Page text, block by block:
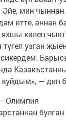
Әйе, мин
итте, аннан
яхшы килеп
түгел узган
куйдым», — дип
Олимпия